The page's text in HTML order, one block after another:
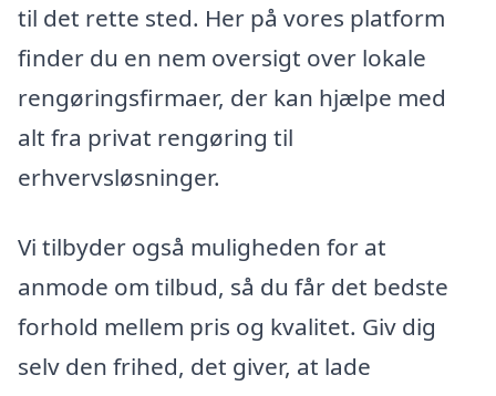
til det rette sted. Her på vores platform
finder du en nem oversigt over lokale
rengøringsfirmaer, der kan hjælpe med
alt fra privat rengøring til
erhvervsløsninger.
Vi tilbyder også muligheden for at
anmode om tilbud, så du får det bedste
forhold mellem pris og kvalitet. Giv dig
selv den frihed, det giver, at lade